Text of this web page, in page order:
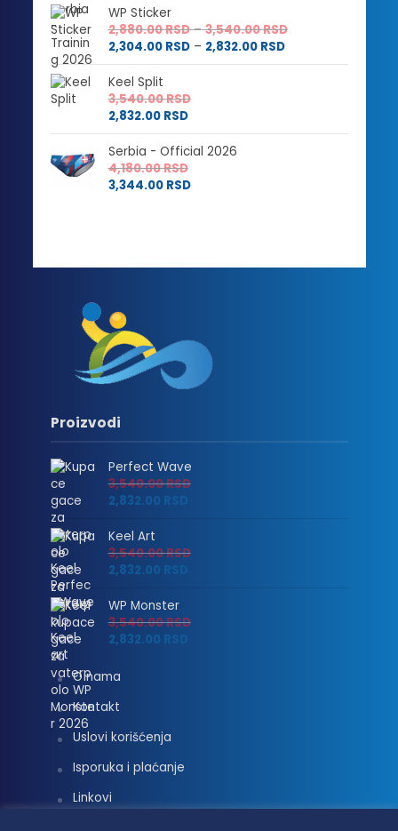
WP Sticker
2,880.00RSD – 3,540.00RSDRaspon
od
2,304.00 RSD – 2,832.00 RSDRaspon
cena:
2,832.00 RSD
Keel Split
3,540.00RSD
2,832.00 RSD
Serbia - Official 2026
4,180.00RSD
3,344.00 RSD
Proizvodi
Perfect Wave
3,540.00RSD
2,832.00 RSD
Keel Art
3,540.00RSD
2,832.00 RSD
WP Monster
3,540.00RSD
2,832.00 RSD
O nama
Kontakt
Uslovi korišćenja
Isporuka i plaćanje
Linkovi